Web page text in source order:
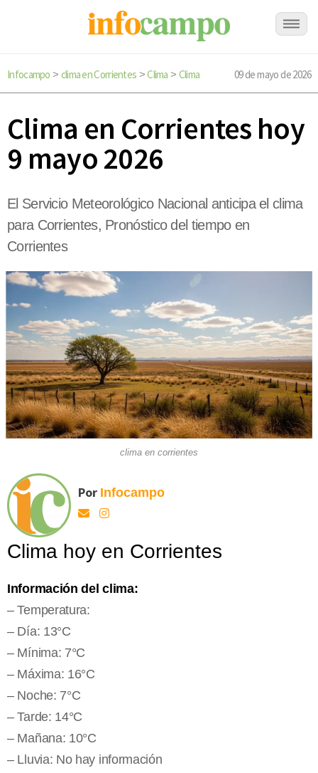
Infocampo > clima en Corrientes >Clima > Clima 09 de mayo de 2026
Clima en Corrientes hoy
9 mayo 2026
El Servicio Meteorológico Nacional anticipa el clima
para Corrientes, Pronóstico del tiempo en
Corrientes
clima en corrientes
Por Infocampo
Clima hoy en Corrientes
Información del clima:
– Temperatura:
– Día: 13°C
– Mínima: 7°C
– Máxima: 16°C
– Noche: 7°C
– Tarde: 14°C
– Mañana: 10°C
– Lluvia: No hay información